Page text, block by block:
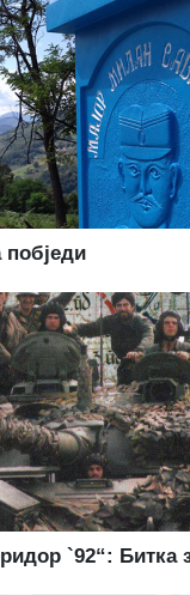
`92“: Битка